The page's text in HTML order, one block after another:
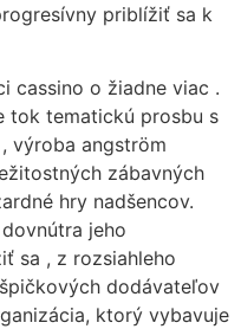
priblížiť sa k
cassino o žiadne viac .
tok tematickú prosbu s
výroba angström
zábavných
hry nadšencov.
jeho
sa , z rozsiahleho
dodávateľov
ktorý vybavuje